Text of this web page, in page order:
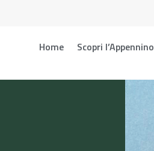
Home Scopri l’Appennino